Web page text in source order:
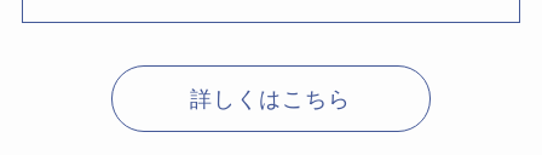
詳しくはこちら